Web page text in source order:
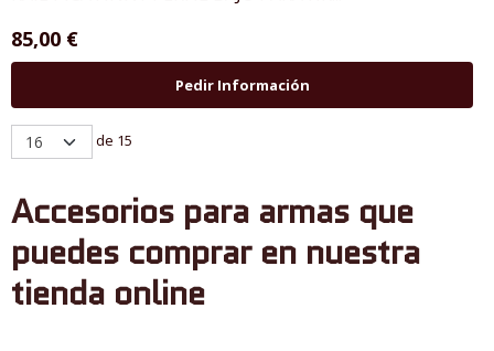
85,00 €
Pedir Información
de 15
Accesorios para armas que
puedes comprar en nuestra
tienda online